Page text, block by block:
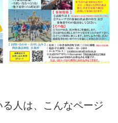
人は、こんなページ